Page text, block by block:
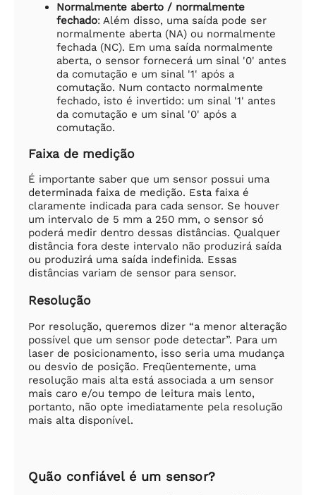
Normalmente aberto / normalmente
fechado: Além disso, uma saída pode ser
normalmente aberta (NA) ou normalmente
fechada (NC). Em uma saída normalmente
aberta, o sensor fornecerá um sinal '0' antes
da comutação e um sinal '1' após a
comutação. Num contacto normalmente
fechado, isto é invertido: um sinal '1' antes
da comutação e um sinal '0' após a
comutação.
Faixa de medição
É importante saber que um sensor possui uma
determinada faixa de medição. Esta faixa é
claramente indicada para cada sensor. Se houver
um intervalo de 5 mm a 250 mm, o sensor só
poderá medir dentro dessas distâncias. Qualquer
distância fora deste intervalo não produzirá saída
ou produzirá uma saída indefinida. Essas
distâncias variam de sensor para sensor.
Resolução
Por resolução, queremos dizer “a menor alteração
possível que um sensor pode detectar”. Para um
laser de posicionamento, isso seria uma mudança
ou desvio de posição. Freqüentemente, uma
resolução mais alta está associada a um sensor
mais caro e/ou tempo de leitura mais lento,
portanto, não opte imediatamente pela resolução
mais alta disponível.
Quão confiável é um sensor?